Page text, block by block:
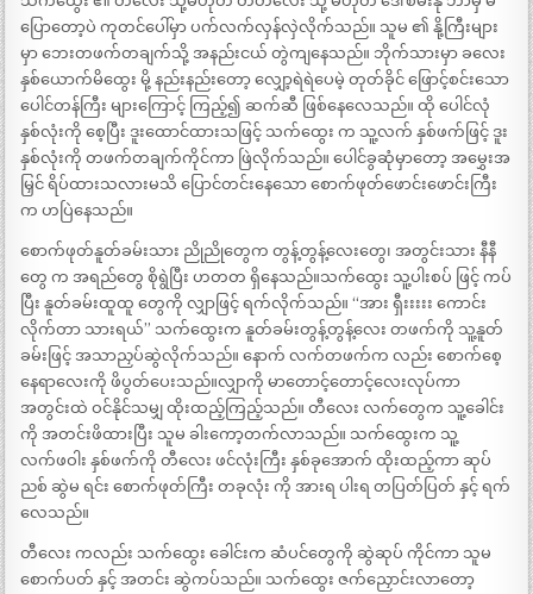
ပြောတော့ပဲ ကုတင်ပေါ်မှာ ပက်လက်လှန်လှဲလိုက်သည်။ သူမ ၏ နို့ကြီးများ
မှာ ဘေးတဖက်တချက်သို့ အနည်းငယ် တွဲကျနေသည်။ ဘိုက်သားမှာ ခလေး
နှစ်ယောက်မိထွေး မို့ နည်းနည်းတော့ လျှော့ရဲရဲပေမဲ့ တုတ်ခိုင် ဖြောင့်စင်းသော
ပေါင်တန်ကြီး များကြောင့် ကြည့်၍ ဆက်ဆီ ဖြစ်နေလေသည်။ ထို ပေါင်လုံ
နှစ်လုံးကို စေ့ပြီး ဒူးထောင်ထားသဖြင့် သက်ထွေး က သူ့လက် နှစ်ဖက်ဖြင့် ဒူး
နှစ်လုံးကို တဖက်တချက်ကိုင်ကာ ဖြဲလိုက်သည်။ ပေါင်ခွဆုံမှာတော့ အမွှေးအ
မြှင် ရိပ်ထားသလားမသိ ပြောင်တင်းနေသော စောက်ဖုတ်ဖောင်းဖောင်းကြီး
က ဟပြဲနေသည်။
စောက်ဖုတ်နူတ်ခမ်းသား ညိုညိုတွေက တွန့်တွန့်လေးတွေ၊ အတွင်းသား နီနီ
တွေ က အရည်တွေ စိုရွဲပြီး ဟတတ ရှိနေသည်။သက်ထွေး သူ့ပါးစပ် ဖြင့် ကပ်
ပြီး နူတ်ခမ်းထူထူ တွေကို လျှာဖြင့် ရက်လိုက်သည်။ “အား ရှီးးးးး ကောင်း
လိုက်တာ သားရယ်” သက်ထွေးက နူတ်ခမ်းတွန့်တွန့်လေး တဖက်ကို သူ့နူတ်
ခမ်းဖြင့် အသာညှပ်ဆွဲလိုက်သည်။ နောက် လက်တဖက်က လည်း စောက်စေ့
နေရာလေးကို ဖိပွတ်ပေးသည်။လျှာကို မာတောင့်တောင့်လေးလုပ်ကာ
အတွင်းထဲ ဝင်နိုင်သမျှ ထိုးထည့်ကြည့်သည်။ တီလေး လက်တွေက သူ့ခေါင်း
ကို အတင်းဖိထားပြီး သူမ ခါးကော့တက်လာသည်။ သက်ထွေးက သူ့
လက်ဖဝါး နှစ်ဖက်ကို တီလေး ဖင်လုံးကြီး နှစ်ခုအောက် ထိုးထည့်ကာ ဆုပ်
ညစ် ဆွဲမ ရင်း စောက်ဖုတ်ကြီး တခုလုံး ကို အားရ ပါးရ တပြတ်ပြတ် နှင့် ရက်
လေသည်။
တီလေး ကလည်း သက်ထွေး ခေါင်းက ဆံပင်တွေကို ဆွဲဆုပ် ကိုင်ကာ သူမ
စောက်ပတ် နှင့် အတင်း ဆွဲကပ်သည်။ သက်ထွေး ဇက်ညှောင်းလာတော့